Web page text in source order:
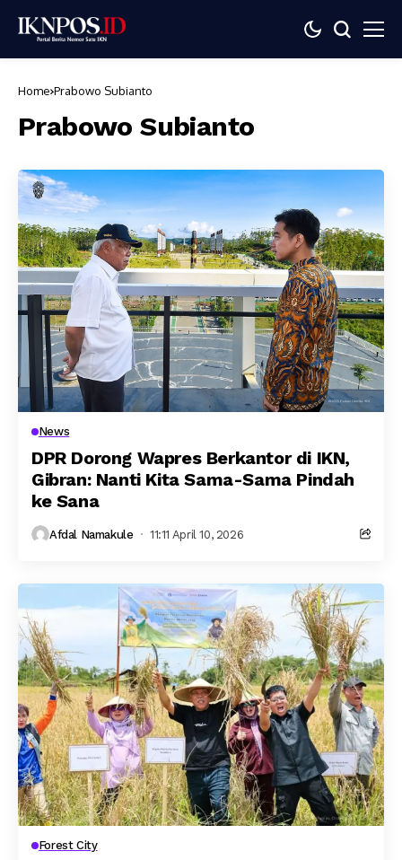
Home Prabowo Subianto
Prabowo Subianto
News
DPR Dorong Wapres Berkantor di IKN,
Gibran: Nanti Kita Sama-Sama Pindah
ke Sana
Afdal Namakule 11:11 April 10, 2026
Forest City